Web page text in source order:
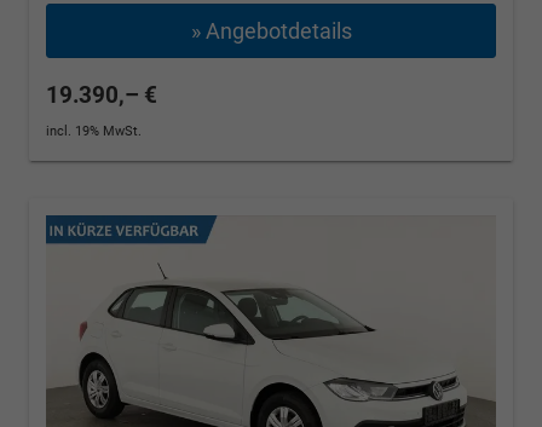
» Angebotdetails
19.390,– €
incl. 19% MwSt.